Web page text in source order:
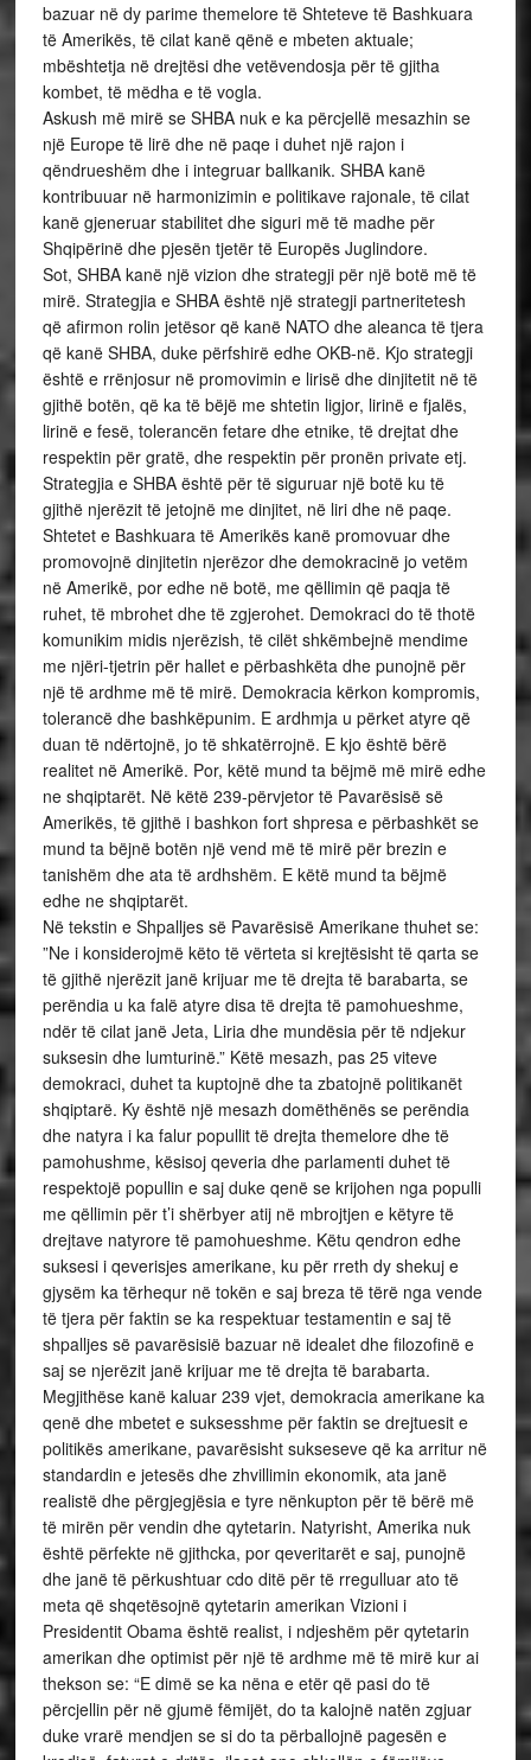
bazuar në dy parime themelore të Shteteve të Bashkuara
të Amerikës, të cilat kanë qënë e mbeten aktuale;
mbështetja në drejtësi dhe vetëvendosja për të gjitha
kombet, të mëdha e të vogla.
Askush më mirë se SHBA nuk e ka përcjellë mesazhin se
një Europe të lirë dhe në paqe i duhet një rajon i
qëndrueshëm dhe i integruar ballkanik. SHBA kanë
kontribuuar në harmonizimin e politikave rajonale, të cilat
kanë gjeneruar stabilitet dhe siguri më të madhe për
Shqipërinë dhe pjesën tjetër të Europës Juglindore.
Sot, SHBA kanë një vizion dhe strategji për një botë më të
mirë. Strategjia e SHBA është një strategji partneritetesh
që afirmon rolin jetësor që kanë NATO dhe aleanca të tjera
që kanë SHBA, duke përfshirë edhe OKB-në. Kjo strategji
është e rrënjosur në promovimin e lirisë dhe dinjitetit në të
gjithë botën, që ka të bëjë me shtetin ligjor, lirinë e fjalës,
lirinë e fesë, tolerancën fetare dhe etnike, të drejtat dhe
respektin për gratë, dhe respektin për pronën private etj.
Strategjia e SHBA është për të siguruar një botë ku të
gjithë njerëzit të jetojnë me dinjitet, në liri dhe në paqe.
Shtetet e Bashkuara të Amerikës kanë promovuar dhe
promovojnë dinjitetin njerëzor dhe demokracinë jo vetëm
në Amerikë, por edhe në botë, me qëllimin që paqja të
ruhet, të mbrohet dhe të zgjerohet. Demokraci do të thotë
komunikim midis njerëzish, të cilët shkëmbejnë mendime
me njëri-tjetrin për hallet e përbashkëta dhe punojnë për
një të ardhme më të mirë. Demokracia kërkon kompromis,
tolerancë dhe bashkëpunim. E ardhmja u përket atyre që
duan të ndërtojnë, jo të shkatërrojnë. E kjo është bërë
realitet në Amerikë. Por, këtë mund ta bëjmë më mirë edhe
ne shqiptarët. Në këtë 239-përvjetor të Pavarësisë së
Amerikës, të gjithë i bashkon fort shpresa e përbashkët se
mund ta bëjnë botën një vend më të mirë për brezin e
tanishëm dhe ata të ardhshëm. E këtë mund ta bëjmë
edhe ne shqiptarët.
Në tekstin e Shpalljes së Pavarësisë Amerikane thuhet se:
”Ne i konsiderojmë këto të vërteta si krejtësisht të qarta se
të gjithë njerëzit janë krijuar me të drejta të barabarta, se
perëndia u ka falë atyre disa të drejta të pamohueshme,
ndër të cilat janë Jeta, Liria dhe mundësia për të ndjekur
suksesin dhe lumturinë.” Këtë mesazh, pas 25 viteve
demokraci, duhet ta kuptojnë dhe ta zbatojnë politikanët
shqiptarë. Ky është një mesazh domëthënës se perëndia
dhe natyra i ka falur popullit të drejta themelore dhe të
pamohushme, kësisoj qeveria dhe parlamenti duhet të
respektojë popullin e saj duke qenë se krijohen nga populli
me qëllimin për t’i shërbyer atij në mbrojtjen e këtyre të
drejtave natyrore të pamohueshme. Këtu qendron edhe
suksesi i qeverisjes amerikane, ku për rreth dy shekuj e
gjysëm ka tërhequr në tokën e saj breza të tërë nga vende
të tjera për faktin se ka respektuar testamentin e saj të
shpalljes së pavarësisië bazuar në idealet dhe filozofinë e
saj se njerëzit janë krijuar me të drejta të barabarta.
Megjithëse kanë kaluar 239 vjet, demokracia amerikane ka
qenë dhe mbetet e suksesshme për faktin se drejtuesit e
politikës amerikane, pavarësisht sukseseve që ka arritur në
standardin e jetesës dhe zhvillimin ekonomik, ata janë
realistë dhe përgjegjësia e tyre nënkupton për të bërë më
të mirën për vendin dhe qytetarin. Natyrisht, Amerika nuk
është përfekte në gjithcka, por qeveritarët e saj, punojnë
dhe janë të përkushtuar cdo ditë për të rregulluar ato të
meta që shqetësojnë qytetarin amerikan Vizioni i
Presidentit Obama është realist, i ndjeshëm për qytetarin
amerikan dhe optimist për një të ardhme më të mirë kur ai
thekson se: “E dimë se ka nëna e etër që pasi do të
përcjellin për në gjumë fëmijët, do ta kalojnë natën zgjuar
duke vrarë mendjen se si do ta përballojnë pagesën e